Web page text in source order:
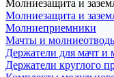
Молниезащита и
Молниезащита и
Молниеприемники
Мачты и
Держатели для мачт и
Держатели круглого